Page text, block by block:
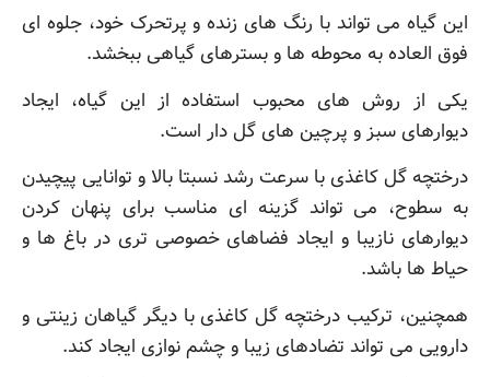
این گیاه می تواند با رنگ های زنده و پرتحرک خود، جلوه ای
فوق العاده به محوطه ها و بسترهای گیاهی ببخشد.
یکی از روش های محبوب استفاده از این گیاه، ایجاد
دیوارهای سبز و پرچین های گل دار است.
درختچه گل کاغذی با سرعت رشد نسبتا بالا و توانایی پیچیدن
به سطوح، می تواند گزینه ای مناسب برای پنهان کردن
دیوارهای نازیبا و ایجاد فضاهای خصوصی تری در باغ ها و
حیاط ها باشد.
همچنین، ترکیب درختچه گل کاغذی با دیگر گیاهان زینتی و
دارویی می تواند تضادهای زیبا و چشم نوازی ایجاد کند.